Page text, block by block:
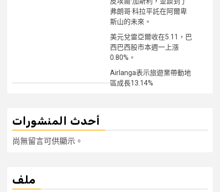
弗朗哥·科拉平託在阿爾卑
斯山的未來。
美元兌雷亞爾收在5.11，巴
西巴西股市本週一上漲
0.80%。
Airlanga表示旅遊業帶動地
區成長13.14%
أحدث المنشورات
尚無留言可供顯示。
ملف